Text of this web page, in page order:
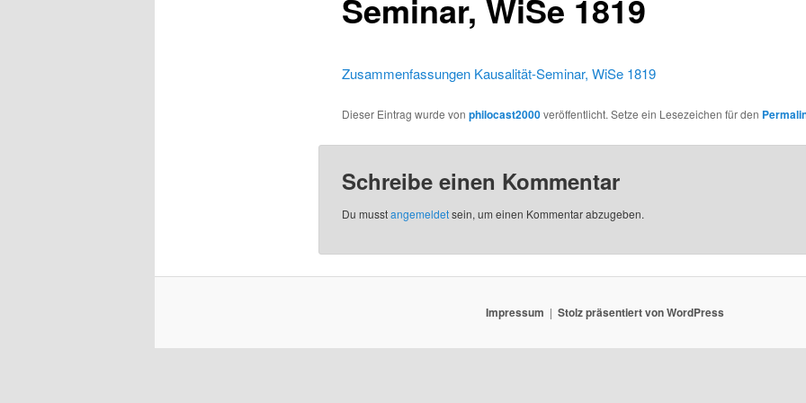
Seminar, WiSe 1819
Zusammenfassungen Kausalität-Seminar, WiSe 1819
Dieser Eintrag wurde von philocast2000veröffentlicht. Setze ein Lesezeichen für den
Schreibe einen Kommentar
Du musstangemeldetsein, um einen Kommentar abzugeben.
Impressum Stolz präsentiert von WordPress